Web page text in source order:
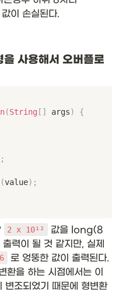
이 손실된다.
사용해서 오버플로
(String [ ] args)
{
;
(value) ;
2 x 10¹²
값을 long(8
력이 될 것 같지만, 실제
로 엉뚱한 값이 출력된다.
을 하는 시점에서는 이
변조되었기 때문에 형변환